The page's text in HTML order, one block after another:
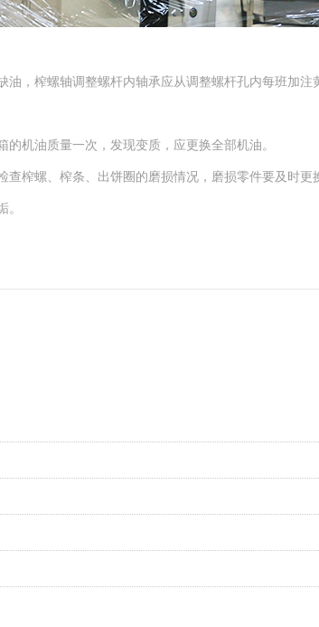
，榨螺轴调整螺杆内轴承应从调整螺杆孔内每班加注
机油质量一次，发现变质，应更换全部机油。
螺、榨条、出饼圈的磨损情况，磨损零件要及时更